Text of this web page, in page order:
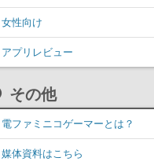
女性向け
アプリレビュー
その他
電ファミニコゲーマーとは？
媒体資料はこちら